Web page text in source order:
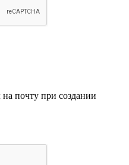
почту при создании